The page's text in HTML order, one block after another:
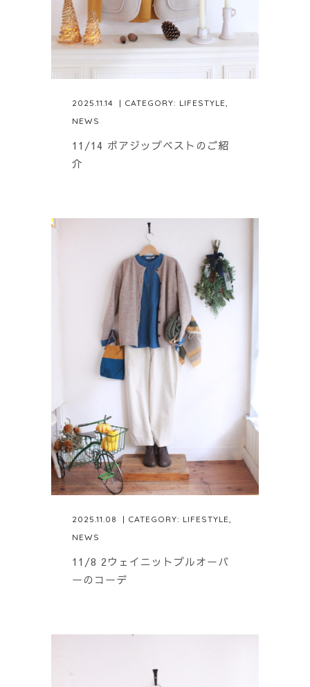
2025.11.14 | CATEGORY: LIFESTYLE,
NEWS
11/14 ボアジップベストのご紹
介
2025.11.08 | CATEGORY: LIFESTYLE,
NEWS
11/8 2ウェイニットプルオーバ
ーのコーデ